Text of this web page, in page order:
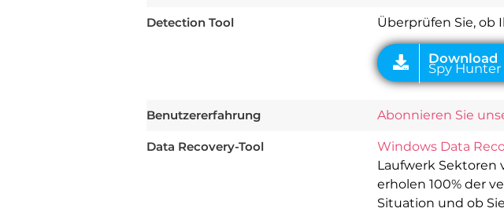
Detection Tool Überprüfen Sie, ob
Benutzererfahrung Abonnieren Sie
Data Recovery-Tool Windows Data
Laufwerk Sektoren
erholen 100% der
Situation und ob